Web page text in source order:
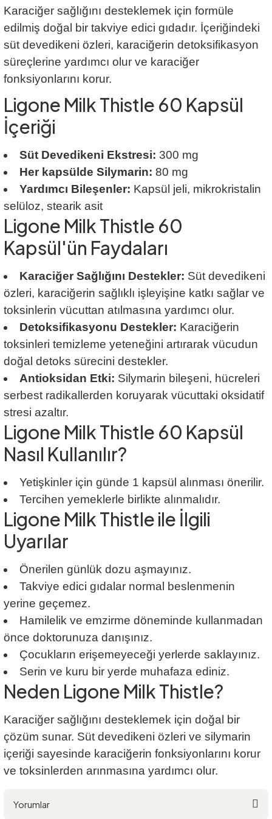
Karaciğer sağlığını desteklemek için formüle
edilmiş doğal bir takviye edici gıdadır. İçeriğindeki
süt devedikeni özleri, karaciğerin detoksifikasyon
süreçlerine yardımcı olur ve karaciğer
fonksiyonlarını korur.
Ligone Milk Thistle 60 Kapsül
İçeriği
Süt Devedikeni Ekstresi: 300 mg
Her kapsülde Silymarin: 80 mg
Yardımcı Bileşenler: Kapsül jeli, mikrokristalin
selüloz, stearik asit
Ligone Milk Thistle 60
Kapsül'ün Faydaları
Karaciğer Sağlığını Destekler: Süt devedikeni
özleri, karaciğerin sağlıklı işleyişine katkı sağlar ve
toksinlerin vücuttan atılmasına yardımcı olur.
Detoksifikasyonu Destekler: Karaciğerin
toksinleri temizleme yeteneğini artırarak vücudun
doğal detoks sürecini destekler.
Antioksidan Etki: Silymarin bileşeni, hücreleri
serbest radikallerden koruyarak vücuttaki oksidatif
stresi azaltır.
Ligone Milk Thistle 60 Kapsül
Nasıl Kullanılır?
Yetişkinler için günde 1 kapsül alınması önerilir.
Tercihen yemeklerle birlikte alınmalıdır.
Ligone Milk Thistle ile İlgili
Uyarılar
Önerilen günlük dozu aşmayınız.
Takviye edici gıdalar normal beslenmenin
yerine geçemez.
Hamilelik ve emzirme döneminde kullanmadan
önce doktorunuza danışınız.
Çocukların erişemeyeceği yerlerde saklayınız.
Serin ve kuru bir yerde muhafaza ediniz.
Neden Ligone Milk Thistle?
Karaciğer sağlığını desteklemek için doğal bir
çözüm sunar. Süt devedikeni özleri ve silymarin
içeriği sayesinde karaciğerin fonksiyonlarını korur
ve toksinlerden arınmasına yardımcı olur.
Yorumlar